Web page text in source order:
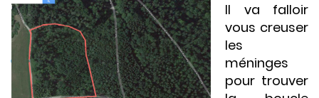
Il va falloir
vous creuser
les
méninges
pour trouver